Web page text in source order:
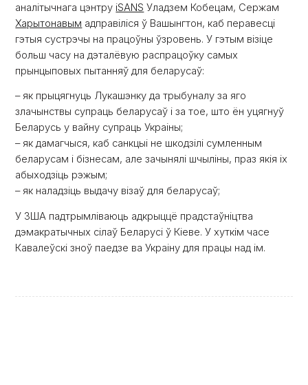
аналітычнага цэнтру iSANS Уладзем Кобецам, Сержам
Харытонавым адправіліся ў Вашынгтон, каб перавесці
гэтыя сустрэчы на працоўны ўзровень. У гэтым візіце
больш часу на дэталёвую распрацоўку самых
прынцыповых пытанняў для беларусаў:
– як прыцягнуць Лукашэнку да трыбуналу за яго
злачынствы супраць беларусаў і за тое, што ён уцягнуў
Беларусь у вайну супраць Украіны;
– як дамагчыся, каб санкцыі не шкодзілі сумленным
беларусам і бізнесам, але зачынялі шчыліны, праз якія іх
абыходзіць рэжым;
– як наладзіць выдачу візаў для беларусаў;
У ЗША падтрымліваюць адкрыццё прадстаўніцтва
дэмакратычных сілаў Беларусі ў Кіеве. У хуткім часе
Кавалеўскі зноў паедзе ва Украіну для працы над ім.